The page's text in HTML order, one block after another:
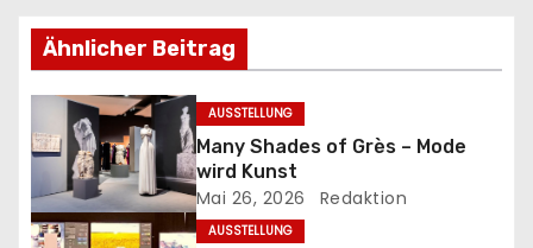
s
n
a
v
i
Ähnlicher Beitrag
AUSSTELLUNG
Many Shades of Grès – Mode
wird Kunst
Mai 26, 2026 Redaktion
AUSSTELLUNG